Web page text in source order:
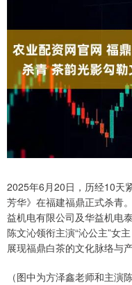
2025年6月20日，历经10天
芳华》在福建福鼎正式杀青
益机电有限公司及华益机电
陈文沁领衔主演“沁公主”女
展现福鼎白茶的文化脉络与产
（图中为方泽鑫老师和主演